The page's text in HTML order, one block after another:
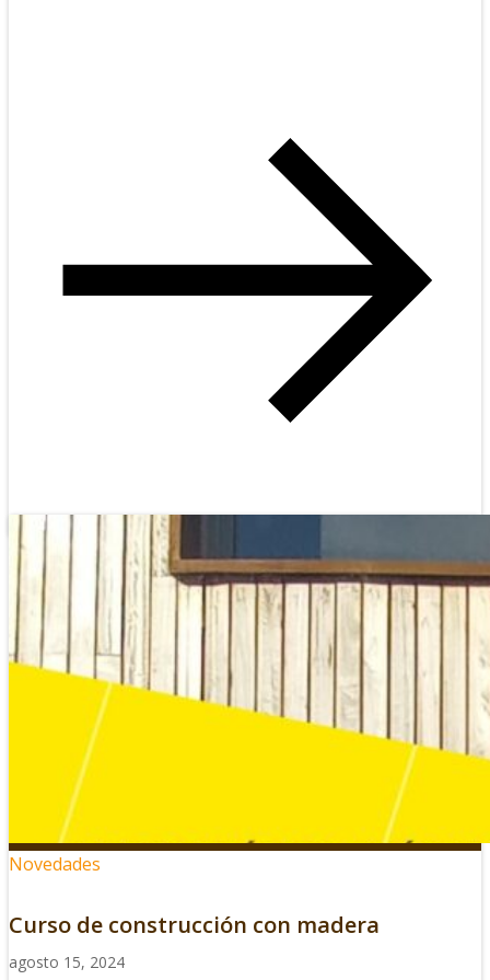
Novedades
Curso de construcción con madera
agosto 15, 2024